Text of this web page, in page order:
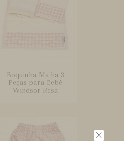
Boquinha Malha 3
Peças para Bebê
Windsor Rosa